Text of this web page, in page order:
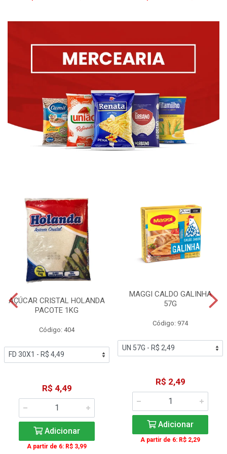
AÇÚCAR CRISTAL HOLANDA
PACOTE 1KG
Código: 404
R$ 4,49
Adicionar
A partir de 6: R$ 3,99
MAGGI CALDO GALINHA
57G
Código: 974
R$ 2,49
Adicionar
A partir de 6: R$ 2,29